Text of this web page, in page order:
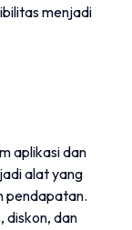
menjadi
aplikasi dan
alat yang
pendapatan.
diskon, dan